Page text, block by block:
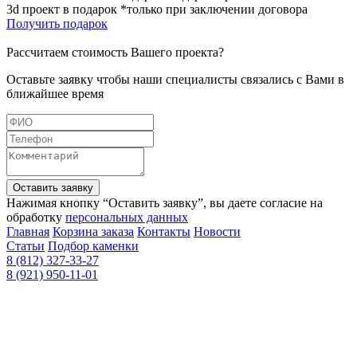
3d проект в подарок *только при заключении договора
Получить подарок
Рассчитаем стоимость Вашего проекта?
Оставьте заявку чтобы наши специалисты связались с Вами в
ближайшее время
Оставить заявку
Нажимая кнопку “Оставить заявку”, вы даете согласие на
обработку персональных данных
Главная Корзина заказа Контакты Новости
Статьи Подбор каменки
8 (812) 327-33-27
8 (921) 950-11-01